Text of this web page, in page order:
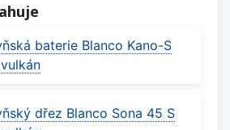
baterie Blanco Kano-S
dřez Blanco Sona 45 S